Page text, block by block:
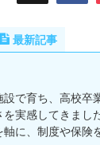
最新記事
設で育ち、高校卒
を実感してきまし
軸に、制度や保険